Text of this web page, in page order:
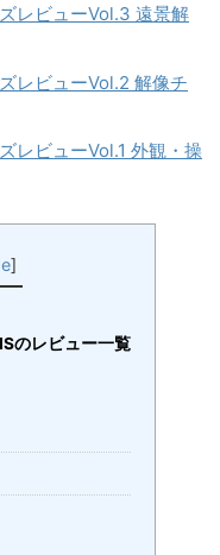
レビューVol.3 遠景解
レビューVol.2 解像チ
レビューVol.1 外観・操
]
のレビュー一覧